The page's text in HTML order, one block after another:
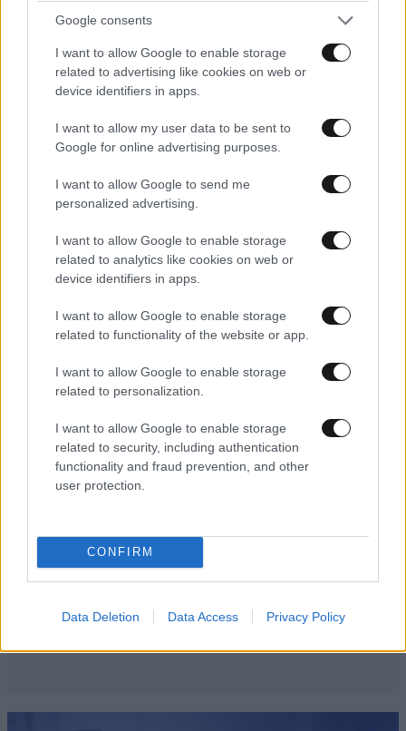
Google consents
I want to allow Google to enable storage
related to advertising like cookies on web or
device identifiers in apps.
I want to allow my user data to be sent to
Google for online advertising purposes.
I want to allow Google to send me
personalized advertising.
I want to allow Google to enable storage
related to analytics like cookies on web or
device identifiers in apps.
I want to allow Google to enable storage
related to functionality of the website or app.
I want to allow Google to enable storage
related to personalization.
I want to allow Google to enable storage
related to security, including authentication
functionality and fraud prevention, and other
user protection.
CONFIRM
Data Deletion Data Access Privacy Policy
που πνίγηκε προσπαθώντας να σώσει τη φίλη